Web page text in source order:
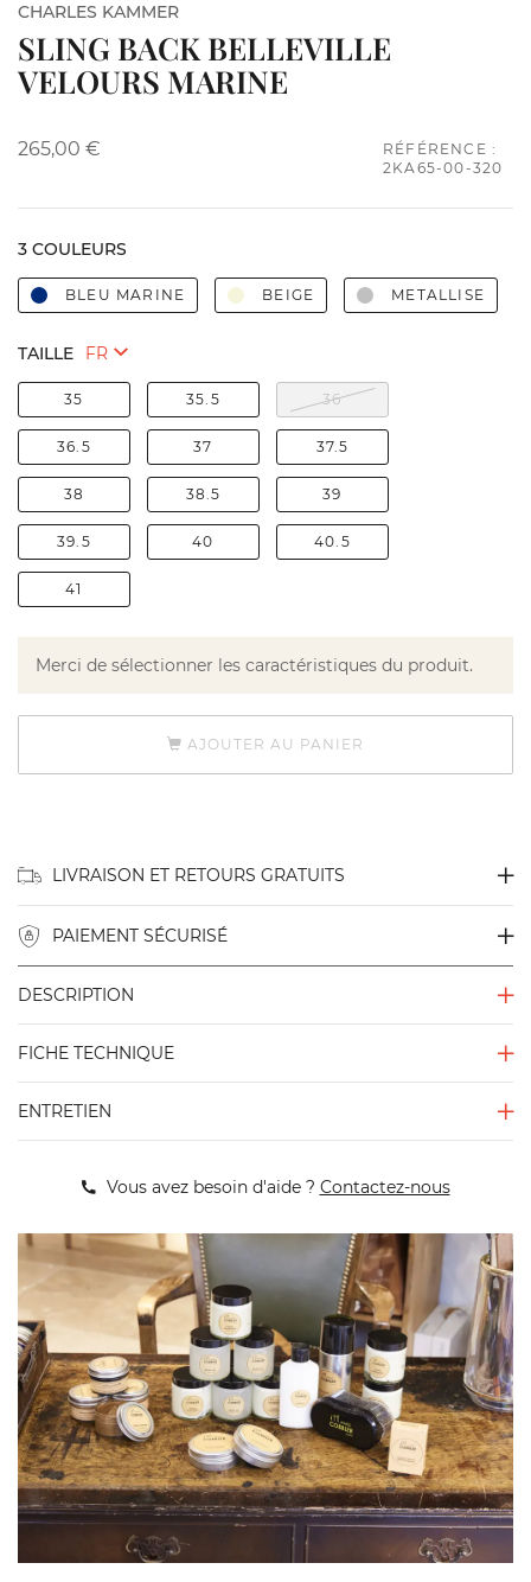
CHARLES KAMMER
SLING BACK BELLEVILLE
VELOURS MARINE
265,00 €
RÉFÉRENCE :
2KA65-00-320
3 COULEURS
BLEU MARINE BEIGE METALLISE
TAILLE
35 35.5 36
36.5 37 37.5
38 38.5 39
39.5 40 40.5
41
Merci de sélectionner les caractéristiques du produit.
AJOUTER AU PANIER
LIVRAISON ET RETOURS GRATUITS
PAIEMENT SÉCURISÉ
DESCRIPTION
FICHE TECHNIQUE
ENTRETIEN
Vous avez besoin d'aide ? Contactez-nous